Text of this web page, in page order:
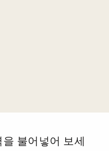
불어넣어 보세